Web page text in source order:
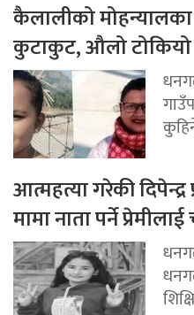
कैलालीको
कुटाकुट, औलो टोकियो
आत्महत्या गरेकी दिपेन्द्र
मामा नाता पर्ने